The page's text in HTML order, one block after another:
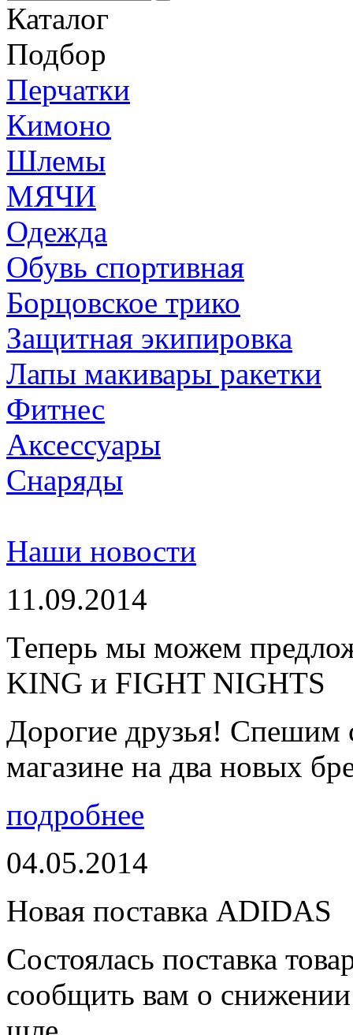
Каталог
Подбор
Перчатки
Кимоно
Шлемы
МЯЧИ
Одежда
Обувь спортивная
Борцовское трико
Защитная экипировка
Лапы макивары ракетки
Фитнес
Аксессуары
Снаряды
Наши новости
11.09.2014
Теперь мы можем
KING и FIGHT NIGHTS
Дорогие друзья! Спешим
магазине на два новых
подробнее
04.05.2014
Новая поставка ADIDAS
Состоялась поставка
сообщить вам о